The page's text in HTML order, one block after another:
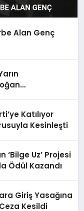
Alan Genç
Katılıyor
Kesinleşti
‘Bilge Uz’ Projesi
Ödül Kazandı
Giriş Yasağına
Kesildi